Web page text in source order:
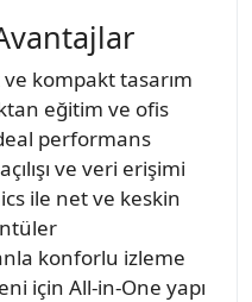
kompakt tasarım
eğitim ve ofis
performans
ve veri erişimi
ile net ve keskin
konforlu izleme
için All-in-One yapı